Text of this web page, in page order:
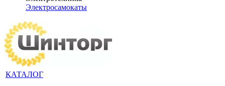
Электросамокаты
КАТАЛОГ